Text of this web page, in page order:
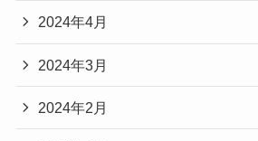
2024年4月
2024年3月
2024年2月